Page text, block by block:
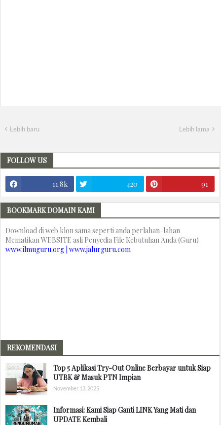
Lebih baru Lebih lama
FOLLOW US
11.8k 420 91
BOOKMARK DOMAIN KAMI
Download di web klon sama seperti anda perlahan-lahan
Mematikan WEBSITE asli Penyedia File Kebutuhan Anda (Guru)
www.ilmuguru.org | www.jalurguru.com
REKOMENDASI
Top 5 Aplikasi Try-Out Online Berbayar untuk Siap
UTBK & Masuk PTN Impian
November 13, 2025
Informasi: Kami Siap Ganti LINK Yang Mati dan
UPDATE Kembali